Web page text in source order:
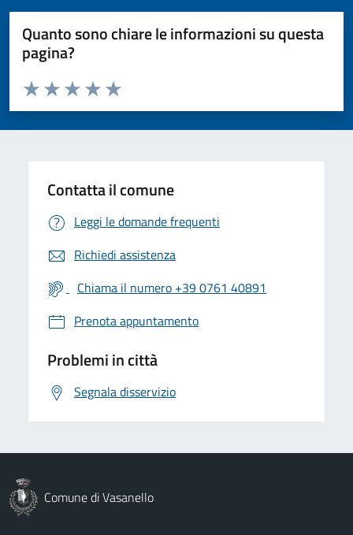
Quanto sono chiare le informazioni su questa
pagina?
Valuta da 1 a 5 stelle la pagina
Valuta 5 stelle su 5
Valuta 4 stelle su 5
Valuta 3 stelle su 5
Valuta 2 stelle su 5
Valuta 1 stelle su 5
Contatta il comune
Leggi le domande frequenti
Richiedi assistenza
Chiama il numero +39 0761 40891
Prenota appuntamento
Problemi in città
Segnala disservizio
Comune di Vasanello